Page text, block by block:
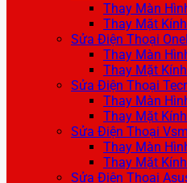
Thay Màn
Thay Mặt
Sửa Điện Thoại
Thay Màn
Thay Mặt
Sửa Điện Thoại
Thay Màn
Thay Mặt
Sửa Điện Thoại
Thay Màn
Thay Mặt
Sửa Điện Thoại